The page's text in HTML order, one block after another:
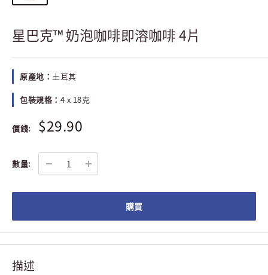
星巴克™ 奶泡咖啡即溶咖啡 4片
原產地： 土耳其
包裝規格： 4 x 18克
價錢: $29.90
數量:
購買
描述